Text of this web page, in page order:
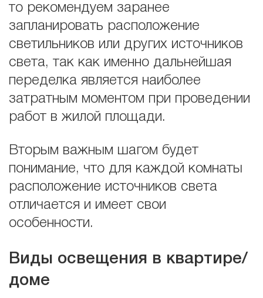
то рекомендуем заранее
запланировать расположение
светильников или других источников
света, так как именно дальнейшая
переделка является наиболее
затратным моментом при проведении
работ в жилой площади.
Вторым важным шагом будет
понимание, что для каждой комнаты
расположение источников света
отличается и имеет свои
особенности.
Виды освещения в квартире/
доме